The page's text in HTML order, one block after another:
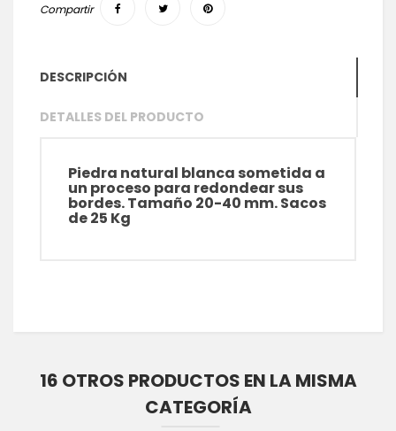
Compartir
DESCRIPCIÓN
DETALLES DEL PRODUCTO
Piedra natural blanca sometida a
un proceso para redondear sus
bordes. Tamaño 20-40 mm. Sacos
de 25 Kg
16 OTROS PRODUCTOS EN LA MISMA
CATEGORÍA